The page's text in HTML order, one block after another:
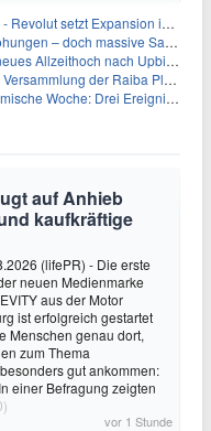
setzt Expansion in Europa fort
Sanierungskosten fressen Gewinne auf
Allzeithoch nach Upbit-Listing
Raiba Plankstetten mit brisanter Agenda
Ereignisse, die Bitcoin beeinflussen könnten
auf Anhieb
kaufkräftige
(lifePR) - Die erste
neuen Medienmarke
aus der Motor
ist erfolgreich gestartet
Menschen genau dort,
zum Thema
gut ankommen:
einer Befragung zeigten
vor 1 Stunde